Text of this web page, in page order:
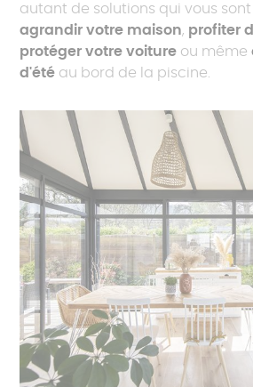
autant de solutions qui vous
agrandir votre maison, profiter
protéger votre voiture ou même
d'été au bord de la piscine.